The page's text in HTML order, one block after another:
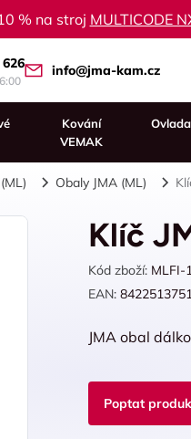
% na stroj MULTICODE
info@jma-kam.cz
Kování
VEMAK
Obaly JMA (ML)
Klíč
Kód zboží: MLFI-
EAN:
JMA obal
Poptat